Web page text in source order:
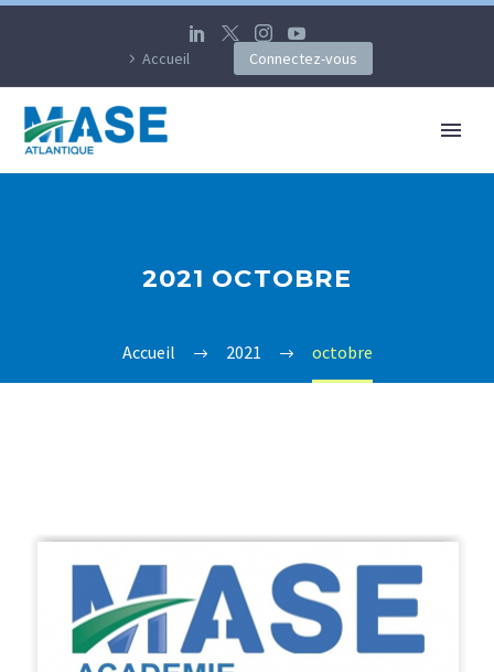
Accueil Connectez-vous
2021 OCTOBRE
Accueil 2021 octobre